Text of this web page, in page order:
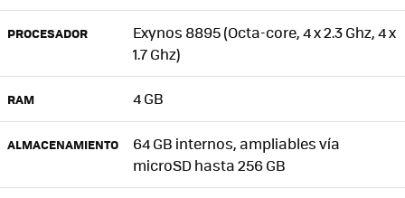
PROCESADOR
Exynos 8895 (Octa-core, 4 x 2.3 Ghz, 4 x
1.7 Ghz)
RAM 4 GB
ALMACENAMIENTO
64 GB internos, ampliables vía
microSD hasta 256 GB